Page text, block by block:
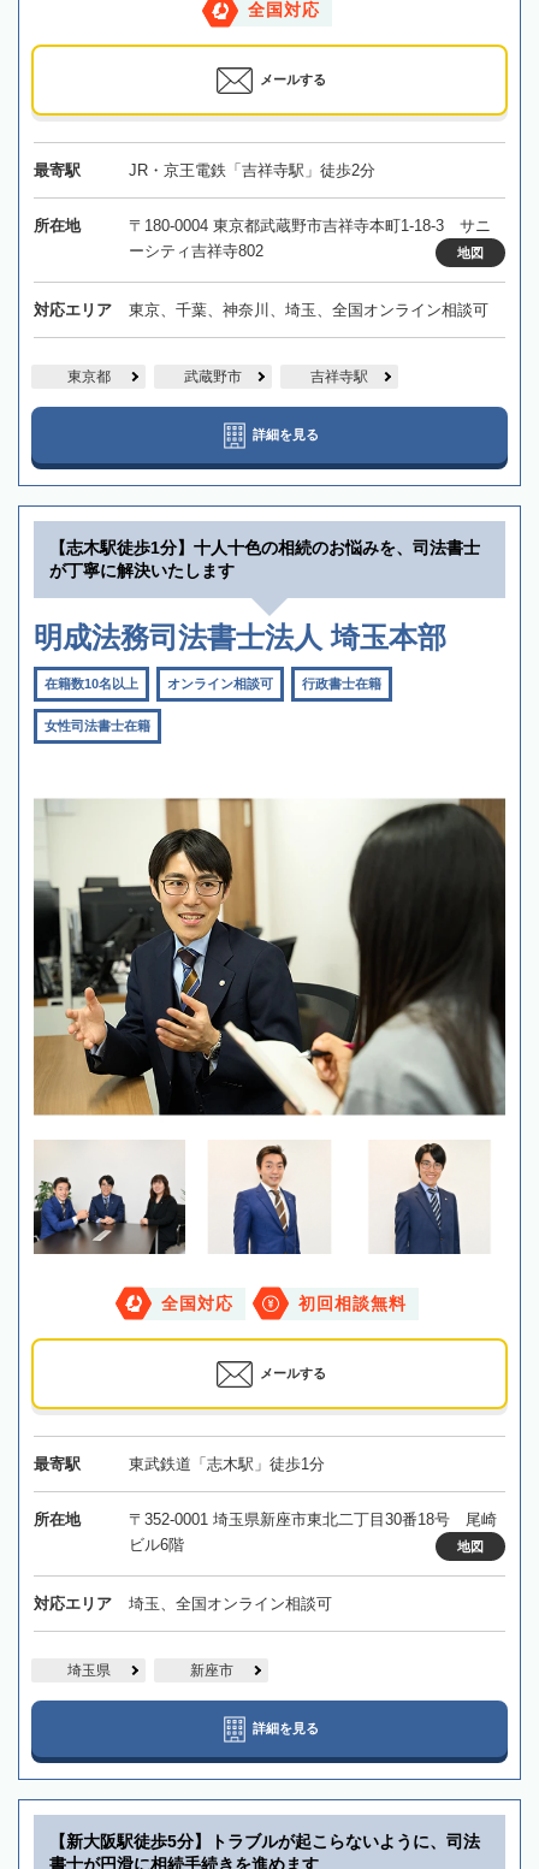
全国対応
メールする
最寄駅 JR・京王電鉄「吉祥寺駅」徒歩2分
所在地
〒180-0004 東京都武蔵野市吉祥寺本町1-18-3 サニ
ーシティ吉祥寺802
地図
対応エリア 東京、千葉、神奈川、埼玉、全国オンライン相談可
東京都 武蔵野市 吉祥寺駅
詳細を見る
【志木駅徒歩1分】十人十色の相続のお悩みを、司法書士
が丁寧に解決いたします
明成法務司法書士法人 埼玉本部
在籍数10名以上 オンライン相談可 行政書士在籍
女性司法書士在籍
全国対応 初回相談無料
メールする
最寄駅 東武鉄道「志木駅」徒歩1分
所在地
〒352-0001 埼玉県新座市東北二丁目30番18号 尾崎
ビル6階
地図
対応エリア 埼玉、全国オンライン相談可
埼玉県 新座市
詳細を見る
【新大阪駅徒歩5分】トラブルが起こらないように、司法
書士が円滑に相続手続きを進めます